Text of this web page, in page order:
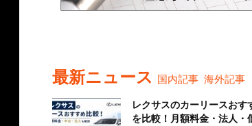
最新ニュース 国内記事 海外記事
レクサスのカーリースおす
を比較！月額料金・法人・